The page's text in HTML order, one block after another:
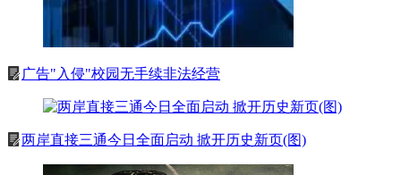
广告"入侵"校园无手续非法经营
两岸直接三通今日全面启动 掀开历史新页(图)